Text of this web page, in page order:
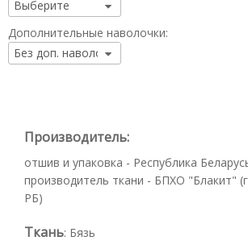
Дополнительные наволочки:
Производитель:
отшив и упаковка - Республика
производитель ткани - БПХО "Блакит"
РБ)
Ткань: Бязь